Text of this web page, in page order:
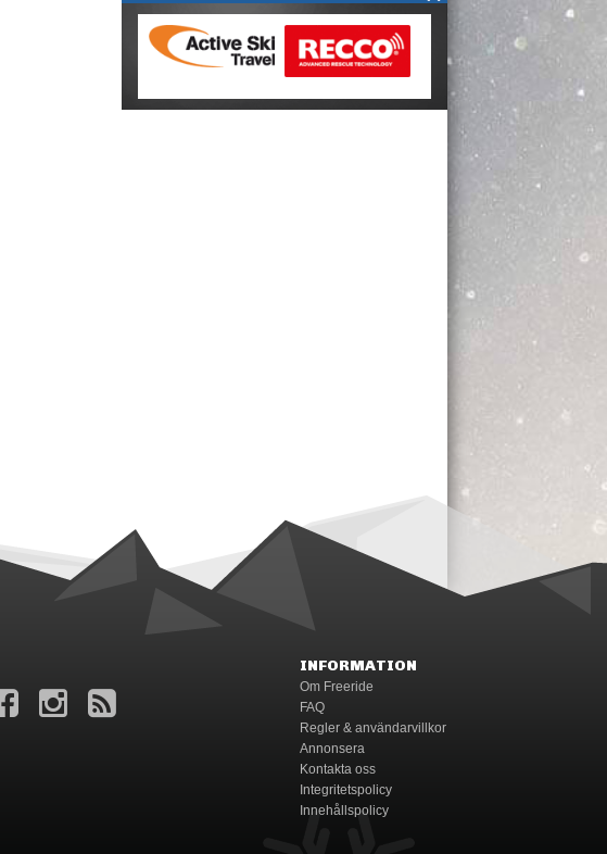
INFORMATION
Om Freeride
FAQ
Regler & användarvillkor
Annonsera
Kontakta oss
Integritetspolicy
Innehållspolicy